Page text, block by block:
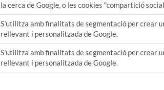
la cerca de Google, o les cookies "compartició
S'utilitza amb finalitats de segmentació per crear
rellevant i personalitzada de Google.
S'utilitza amb finalitats de segmentació per crear
rellevant i personalitzada de Google.